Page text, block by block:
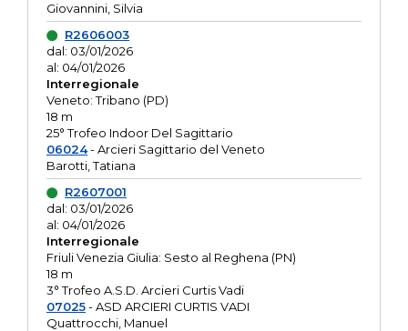
Giovannini, Silvia
R2606003
dal: 03/01/2026
al: 04/01/2026
Interregionale
Veneto: Tribano (PD)
18 m
25° Trofeo Indoor Del Sagittario
06024- Arcieri Sagittario del Veneto
Barotti, Tatiana
R2607001
dal: 03/01/2026
al: 04/01/2026
Interregionale
Friuli Venezia Giulia: Sesto al Reghena (PN)
18 m
3° Trofeo A.S.D. Arcieri Curtis Vadi
07025- ASD ARCIERI CURTIS VADI
Quattrocchi, Manuel